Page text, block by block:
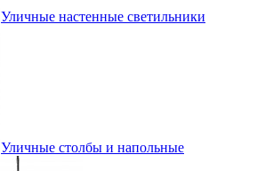
Уличные настенные светильники
Уличные столбы и напольные